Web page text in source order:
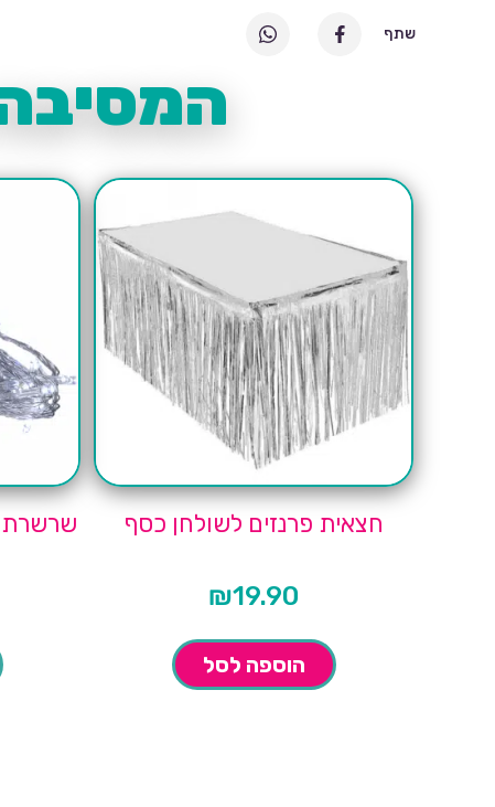
שתף
חצאית פרנזים לשולחן כסף
₪19.90
הוספה לסל
שרשרת